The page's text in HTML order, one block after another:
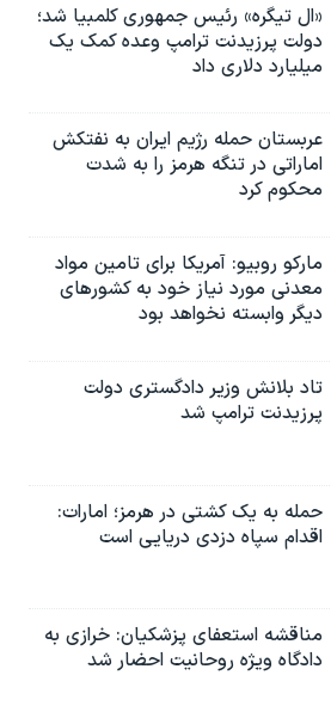
«ال تیگره» رئیس جمهوری کلمبیا شد؛
دولت پرزیدنت ترامپ وعده کمک یک
میلیارد دلاری داد
عربستان حمله رژیم ایران به نفتکش
اماراتی در تنگه هرمز را به‌ شدت
محکوم کرد
مارکو روبیو: آمریکا برای تامین مواد
معدنی مورد نیاز خود به کشورهای
دیگر وابسته نخواهد بود
تاد بلانش وزیر دادگستری دولت
پرزیدنت ترامپ شد
حمله به یک کشتی در هرمز؛ امارات:
اقدام سپاه دزدی دریایی است
مناقشه استعفای پزشکیان: خرازی به
دادگاه ویژه روحانیت احضار شد